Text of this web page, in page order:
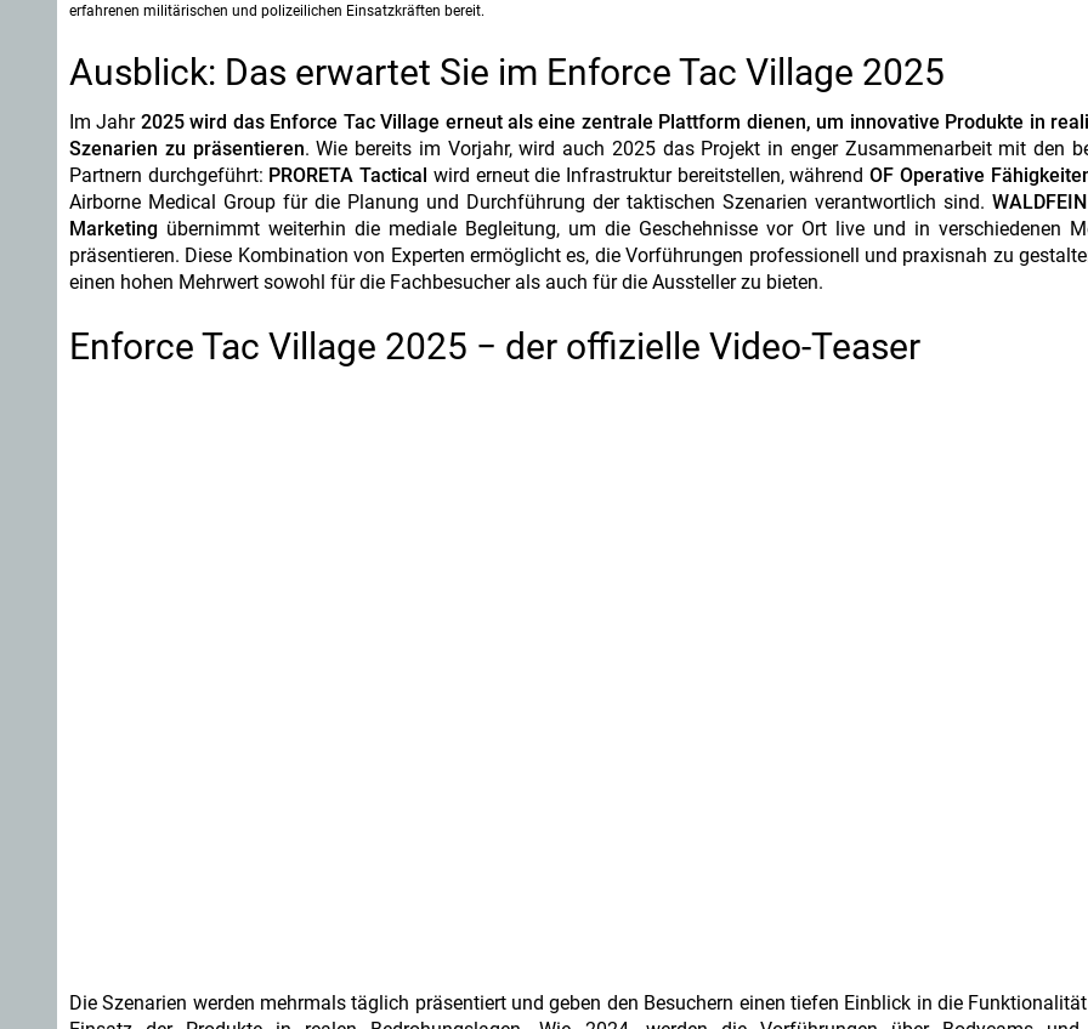
erfahrenen militärischen und polizeilichen Einsatzkräften bereit.
Ausblick: Das erwartet Sie im Enforce Tac Village 2025
Im Jahr 2025 wird das Enforce Tac Village erneut als eine zentrale Plattform dienen, um innovative Produkte in
Szenarien zu präsentieren. Wie bereits im Vorjahr, wird auch 2025 das Projekt in enger Zusammenarbeit mit den
Partnern durchgeführt: PRORETA Tactical wird erneut die Infrastruktur bereitstellen, währendOF Operative
Airborne Medical Group für die Planung und Durchführung der taktischen Szenarien verantwortlich sind.
Marketing übernimmt weiterhin die mediale Begleitung, um die Geschehnisse vor Ort live und in verschiedenen
präsentieren. Diese Kombination von Experten ermöglicht es, die Vorführungen professionell und praxisnah zu
einen hohen Mehrwert sowohl für die Fachbesucher als auch für die Aussteller zu bieten.
Enforce Tac Village 2025 − der offizielle Video-Teaser
Die Szenarien werden mehrmals täglich präsentiert und geben den Besuchern einen tiefen Einblick in die